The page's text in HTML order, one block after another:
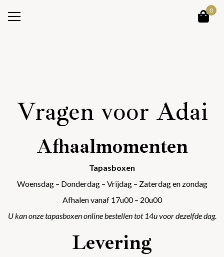
0
Vragen voor Adai
Afhaalmomenten
Tapasboxen
Woensdag – Donderdag – Vrijdag – Zaterdag en zondag
Afhalen vanaf 17u00 – 20u00
U kan onze tapasboxen online bestellen tot 14u voor dezelfde dag.
Levering